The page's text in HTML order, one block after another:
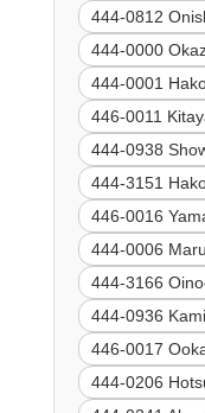
444-0812
444-0000
444-0001
446-0011
444-0938
444-3151
446-0016
444-0006
444-3166
444-0936
446-0017
444-0206